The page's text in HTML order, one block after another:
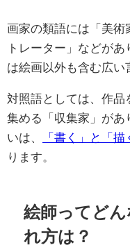
画家の類語には「美術
トレーター」などが
は絵画以外も含む広い
対照語としては、作品
集める「収集家」があ
いは、
「書く」と「
ります。
絵師ってど
れ方は？